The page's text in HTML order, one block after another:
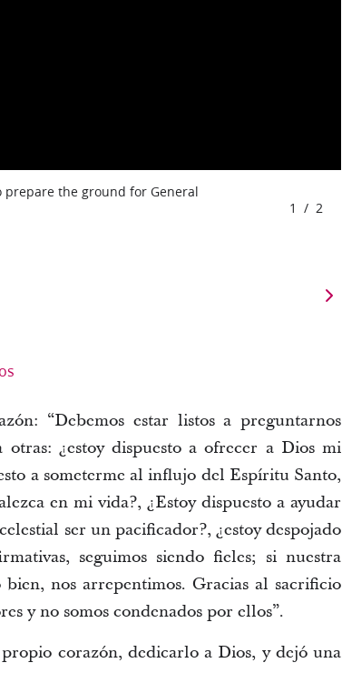
the ground for General
1 / 2
“Debemos estar listos a preguntarnos
¿estoy dispuesto a ofrecer a Dios mi
a someterme al influjo del Espíritu Santo,
en mi vida?, ¿Estoy dispuesto a ayudar
ser un pacificador?, ¿estoy despojado
seguimos siendo fieles; si nuestra
nos arrepentimos. Gracias al sacrificio
y no somos condenados por ellos”.
corazón, dedicarlo a Dios, y dejó una